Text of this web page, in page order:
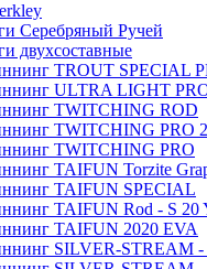
Серебряный Ручей
двухсоставные
TROUT SPECIAL
ULTRA LIGHT
TWITCHING ROD
TWITCHING PRO
TWITCHING PRO
TAIFUN Torzite
TAIFUN SPECIAL
TAIFUN Rod - S 20
TAIFUN 2020 EVA
SILVER-STREAM -